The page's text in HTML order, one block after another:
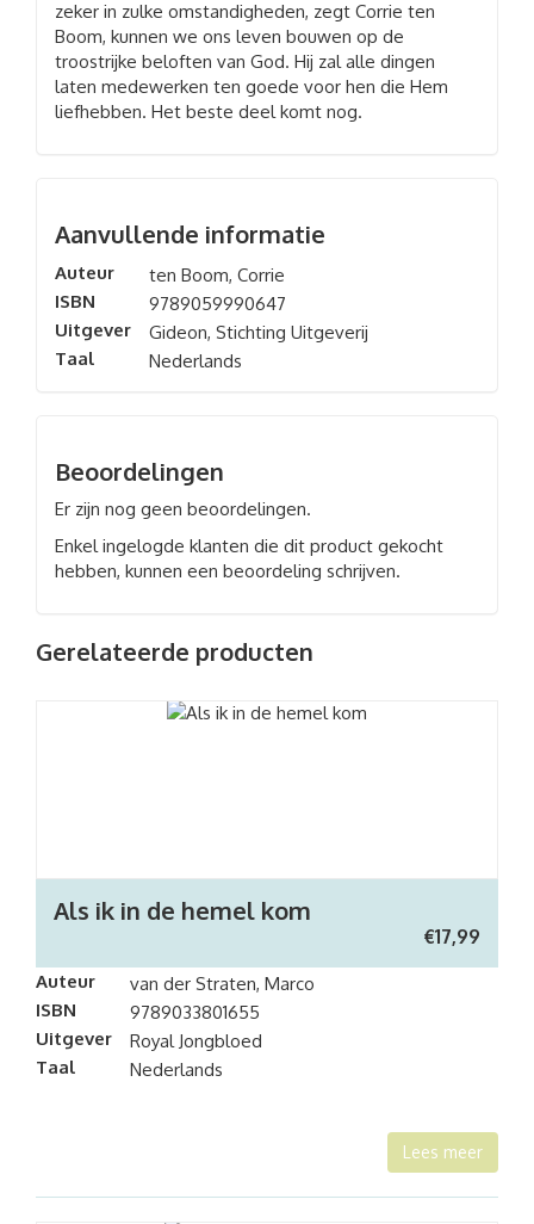
zeker in zulke omstandigheden, zegt Corrie ten
Boom, kunnen we ons leven bouwen op de
troostrijke beloften van God. Hij zal alle dingen
laten medewerken ten goede voor hen die Hem
liefhebben. Het beste deel komt nog.
Aanvullende informatie
Auteur
ten Boom, Corrie
ISBN
9789059990647
Uitgever
Gideon, Stichting Uitgeverij
Taal
Nederlands
Beoordelingen
Er zijn nog geen beoordelingen.
Enkel ingelogde klanten die dit product gekocht
hebben, kunnen een beoordeling schrijven.
Gerelateerde producten
Als ik in de hemel kom
€17,99
Auteur
van der Straten, Marco
ISBN
9789033801655
Uitgever
Royal Jongbloed
Taal
Nederlands
Lees meer